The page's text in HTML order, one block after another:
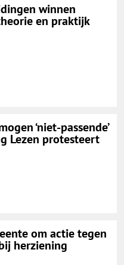
winnen
en praktijk
‘niet-passende’
Lezen protesteert
om actie tegen
herziening